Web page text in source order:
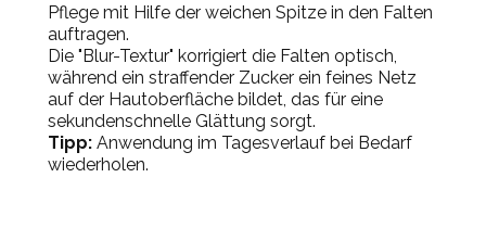
Pflege mit Hilfe der weichen Spitze in den Falten
auftragen.
Die "Blur-Textur" korrigiert die Falten optisch,
während ein straffender Zucker ein feines Netz
auf der Hautoberfläche bildet, das für eine
sekundenschnelle Glättung sorgt.
Tipp: Anwendung im Tagesverlauf bei Bedarf
wiederholen.